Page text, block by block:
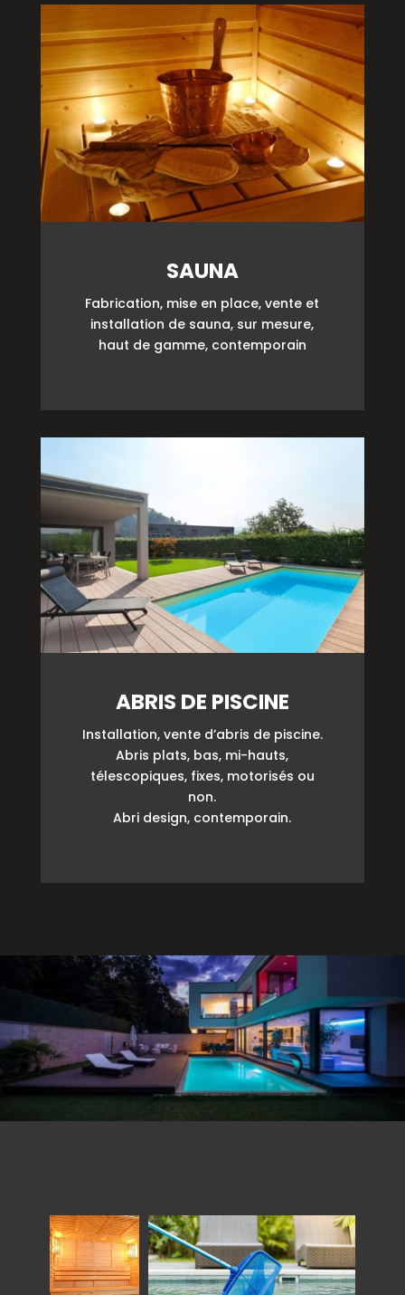
SAUNA
Fabrication, mise en place, vente et
installation de sauna, sur mesure,
haut de gamme, contemporain
ABRIS DE PISCINE
Installation, vente d’abris de piscine.
Abris plats, bas, mi-hauts,
télescopiques, fixes, motorisés ou
non.
Abri design, contemporain.